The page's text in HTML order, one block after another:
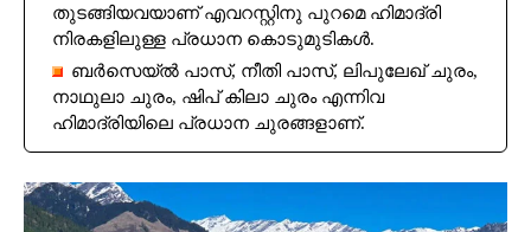
തുടങ്ങിയവയാണ് എവറസ്റ്റിനു പുറമെ ഹിമാദ്രി
നിരകളിലുള്ള പ്രധാന കൊടുമുടികൾ.
ബർസെയ്ൽ പാസ്, നീതി പാസ്, ലിപുലേഖ് ചുരം,
നാഥുലാ ചുരം, ഷിപ് കിലാ ചുരം എന്നിവ
ഹിമാദ്രിയിലെ പ്രധാന ചുരങ്ങളാണ്.